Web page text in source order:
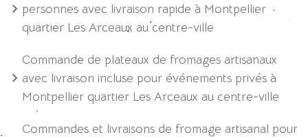
personnes avec livraison rapide à Montpellier
quartier Les Arceaux au centre-ville
Commande de plateaux de fromages artisanaux
avec livraison incluse pour événements privés à
Montpellier quartier Les Arceaux au centre-ville
Commandes et livraisons de fromage artisanal pour